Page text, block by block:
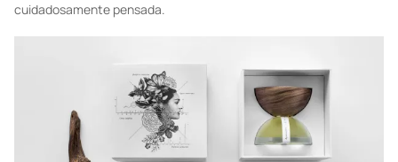
cuidadosamente pensada.